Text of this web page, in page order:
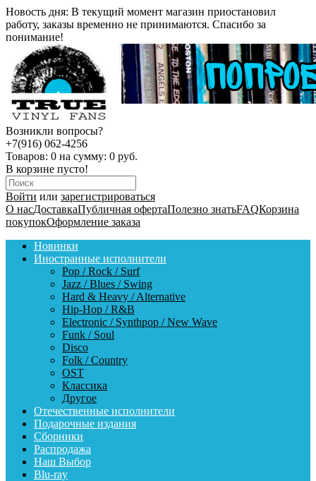
Новость дня: В текущий момент магазин приостановил
работу, заказы временно не принимаются. Спасибо за
понимание!
Возникли вопросы?
+7(916) 062-4256
Товаров: 0 на сумму: 0 руб.
В корзине пусто!
Войти или зарегистрироваться
О насДоставкаПубличная офертаПолезно знатьFAQКорзина
покупокОформление заказа
Новинки
Иностранные исполнители
Pop / Rock / Surf
Jazz / Blues / Swing
Hard & Heavy / Alternative
Hip-Hop / R&B
Electronic / Synthpop / New Wave
Funk / Soul
Disco
Folk / Country
OST
Классика
Другое
Отечественные исполнители
Подарочные издания
Сборники
Распродажа
Наш Выбор
Blu-ray